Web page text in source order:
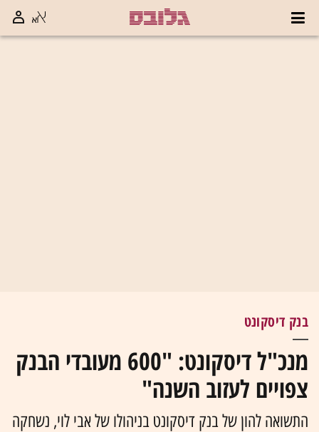
בנק דיסקונט
מנכ"ל דיסקונט: "600 מעובדי הבנק
צפויים לעזוב השנה"
התשואה להון של בנק דיסקונט בניהולו של אבי לוי, נשחקה